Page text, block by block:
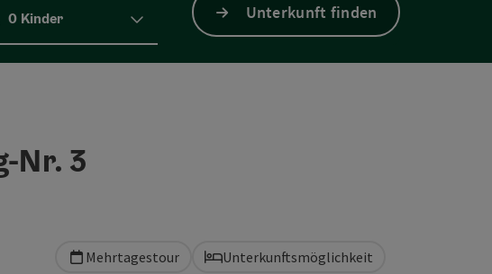
0 Kinder Unterkunft finden
Nr. 3
Mehrtagestour Unterkunftsmöglichkeit